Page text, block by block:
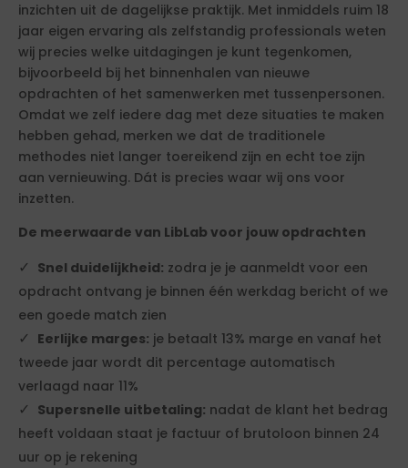
inzichten uit de dagelijkse praktijk. Met inmiddels ruim 18
jaar eigen ervaring als zelfstandig professionals weten
wij precies welke uitdagingen je kunt tegenkomen,
bijvoorbeeld bij het binnenhalen van nieuwe
opdrachten of het samenwerken met tussenpersonen.
Omdat we zelf iedere dag met deze situaties te maken
hebben gehad, merken we dat de traditionele
methodes niet langer toereikend zijn en echt toe zijn
aan vernieuwing. Dát is precies waar wij ons voor
inzetten.
De meerwaarde van LibLab voor jouw opdrachten
Snel duidelijkheid: zodra je je aanmeldt voor een
opdracht ontvang je binnen één werkdag bericht of we
een goede match zien
Eerlijke marges: je betaalt 13% marge en vanaf het
tweede jaar wordt dit percentage automatisch
verlaagd naar 11%
Supersnelle uitbetaling: nadat de klant het bedrag
heeft voldaan staat je factuur of brutoloon binnen 24
uur op je rekening